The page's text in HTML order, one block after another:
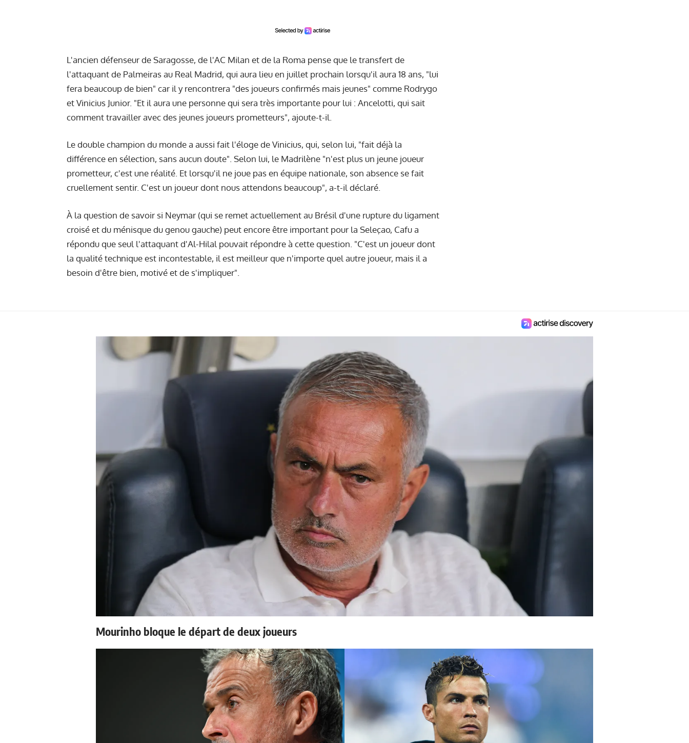
L'ancien défenseur de Saragosse, de l'AC Milan et de la Roma pense que le transfert de
l'attaquant de Palmeiras au Real Madrid, qui aura lieu en juillet prochain lorsqu'il aura 18 ans, "lui
fera beaucoup de bien" car il y rencontrera "des joueurs confirmés mais jeunes" comme Rodrygo
et Vinicius Junior. "Et il aura une personne qui sera très importante pour lui : Ancelotti, qui sait
comment travailler avec des jeunes joueurs prometteurs", ajoute-t-il.
Le double champion du monde a aussi fait l'éloge de Vinicius, qui, selon lui, "fait déjà la
différence en sélection, sans aucun doute". Selon lui, le Madrilène "n'est plus un jeune joueur
prometteur, c'est une réalité. Et lorsqu'il ne joue pas en équipe nationale, son absence se fait
cruellement sentir. C'est un joueur dont nous attendons beaucoup", a-t-il déclaré.
À la question de savoir si Neymar (qui se remet actuellement au Brésil d'une rupture du ligament
croisé et du ménisque du genou gauche) peut encore être important pour la Seleçao, Cafu a
répondu que seul l'attaquant d'Al-Hilal pouvait répondre à cette question. "C'est un joueur dont
la qualité technique est incontestable, il est meilleur que n'importe quel autre joueur, mais il a
besoin d'être bien, motivé et de s'impliquer".
Mourinho bloque le départ de deux joueurs